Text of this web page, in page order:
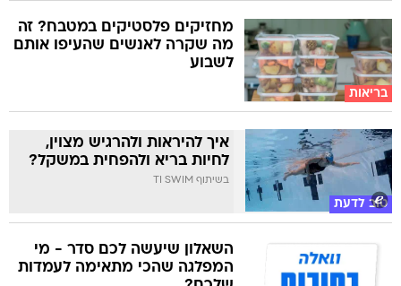
בריאות
מחזיקים פלסטיקים במטבח? זה
מה שקרה לאנשים שהעיפו אותם
לשבוע
טוב לדעת
איך להיראות ולהרגיש מצוין,
לחיות בריא ולהפחית במשקל?
בשיתוף TI SWIM
השאלון שיעשה לכם סדר - מי
המפלגה שהכי מתאימה לעמדות